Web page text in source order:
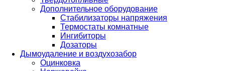
Дополнительное оборудование
Стабилизаторы напряжения
Термостаты комнатные
Ингибиторы
Дозаторы
Дымоудаление и воздухозабор
Оцинковка